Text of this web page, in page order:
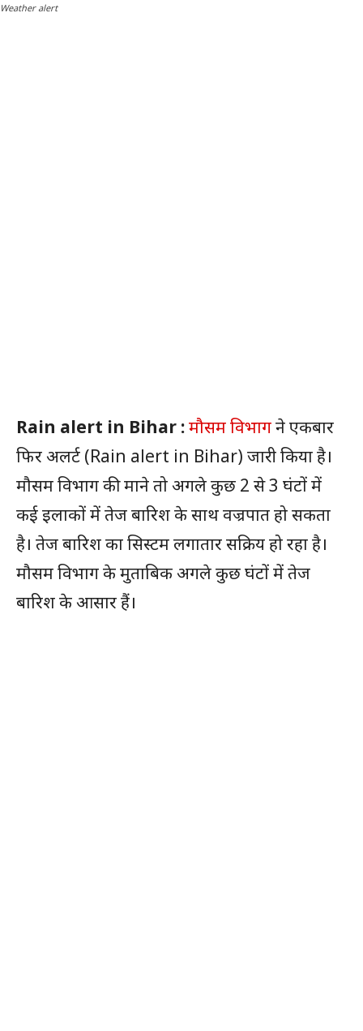
Weather alert
Rain alert in Bihar :मौसम विभागने एकबार
फिर अलर्ट (Rain alert in Bihar) जारी किया है।
मौसम विभाग की माने तो अगले कुछ 2 से 3 घंटों में
कई इलाकों में तेज बारिश के साथ वज्रपात हो सकता
है। तेज बारिश का सिस्टम लगातार सक्रिय हो रहा है।
मौसम विभाग के मुताबिक अगले कुछ घंटों में तेज
बारिश के आसार हैं।